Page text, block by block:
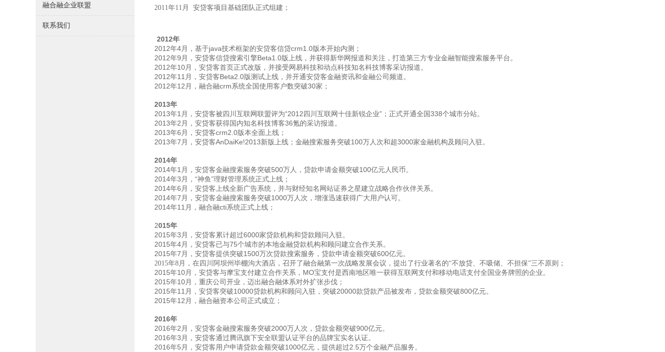
融合融企业联盟
联系我们
2011年11月 安贷客项目基础团队正式组建；
2012年
2012年4月，基于java技术框架的安贷客信贷crm1.0版本开始内测；
2012年9 月，安贷客信贷搜索引擎Beta1.0版上线，并获得新华网报道和关注，打造第三方专业金融智能搜索服务平台。
2012年10月，安贷客首页正式改版，并接受网易科技和动点科技知名科技博客采访报道。
2012年11 月，安贷客Beta2.0版测试上线，并开通安贷客金融资讯和金融公司 频道。
2012年12 月，融合融crm系统全国使用客户数突破30家；
2013年
2013年1 月，安贷客被四川互联网联盟评为“2012 四川互联网十佳新锐企业” ；正式开通全国 338个城市分站。
2013年2 月，安贷客获得国内知名科技博客36氪的采访报道。
2013年6 月，安贷客crm2.0版本全面上线；
2013年7 月，安贷客AnDaiKe!2013新版上线；金融搜索服务突破100万人次和超3000家金融机构及顾问入驻。
2014年
2014年1 月，安贷客金融搜索服务突破500万人，贷款申请金额突破100亿元人民币。
2014年3 月， “神鱼”理财管理系统正式上线；
2014年6 月，安贷客上线全新广告系统，并与财经知名网站证券之星建立战略合作伙伴关系。
2014年7 月，安贷客金融搜索服务突破1000万人次，增涨迅速获得广大用户认可。
2014年11 月，融合融cti系统正式上线；
2015年
2015年3 月，安贷客累计超过6000家贷款机构和贷款顾问入驻。
2015年4月，安贷客已与75个城市的本地金融贷款机构和顾问建立合作关系。
2015年7 月，安贷客提供突破1500万次贷款搜索服务，贷款申请金额突破600亿元。
2015年8月，在四川阿坝州毕棚沟大酒店，召开了融合融第一次战略发展会议，提出了行业著名的“不放贷、不吸储、不担保”三不原则；
2015年10月，安贷客与摩宝支付建立合作关系， MO宝支付是西南地区唯一获得互联网支付和移动电话支付全国业务牌照的企业。
2015年10月，重庆公司开业，迈出融合融体系对外扩张步伐；
2015年11 月，安贷客突破10000贷款机构和顾问入驻，突破20000款贷款产品被发布，贷款金额突破800亿元。
2015年12 月，融合融资本公司正式成立；
2016年
2016年2 月，安贷客金融搜索服务突破2000万人次，贷款金额突破900亿元。
2016年3 月，安贷客通过腾讯旗下安全联盟认证平台的品牌宝实名认证。
2016年5 月，安贷客用户申请贷款金额突破1000亿元，提供超过2.5万个金融产品服务。